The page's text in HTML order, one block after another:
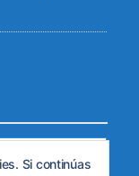
Si continúas